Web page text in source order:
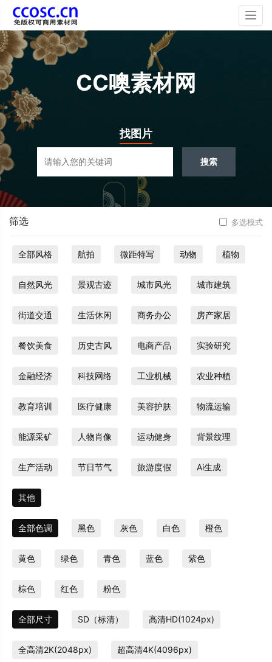
CC噢素材网
找图片
搜索
筛选 多选模式
全部风格 航拍 微距特写 动物 植物
自然风光 景观古迹 城市风光 城市建筑
街道交通 生活休闲 商务办公 房产家居
餐饮美食 历史古风 电商产品 实验研究
金融经济 科技网络 工业机械 农业种植
教育培训 医疗健康 美容护肤 物流运输
能源采矿 人物肖像 运动健身 背景纹理
生产活动 节日节气 旅游度假 Ai生成
其他
全部色调 黑色 灰色 白色 橙色
黄色 绿色 青色 蓝色 紫色
棕色 红色 粉色
全部尺寸 SD（标清） 高清HD(1024px)
全高清2K(2048px) 超高清4K(4096px)